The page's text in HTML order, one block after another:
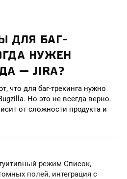
ДЛЯ БАГ-
НУЖЕН
— JIRA?
что для баг-трекинга нужно
Но это не всегда верно.
от сложности продукта и
режим Список,
полей, интеграция с